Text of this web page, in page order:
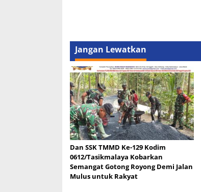
Jangan Lewatkan
Dan SSK TMMD Ke-129 Kodim
0612/Tasikmalaya Kobarkan
Semangat Gotong Royong Demi Jalan
Mulus untuk Rakyat